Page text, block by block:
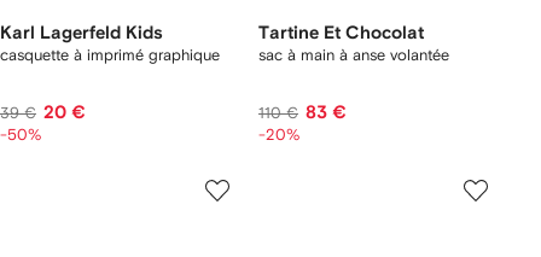
Karl Lagerfeld Kids
casquette à imprimé graphique
39 € 20 €
-50%
Tartine Et Chocolat
sac à main à anse volantée
110 € 83 €
-20%